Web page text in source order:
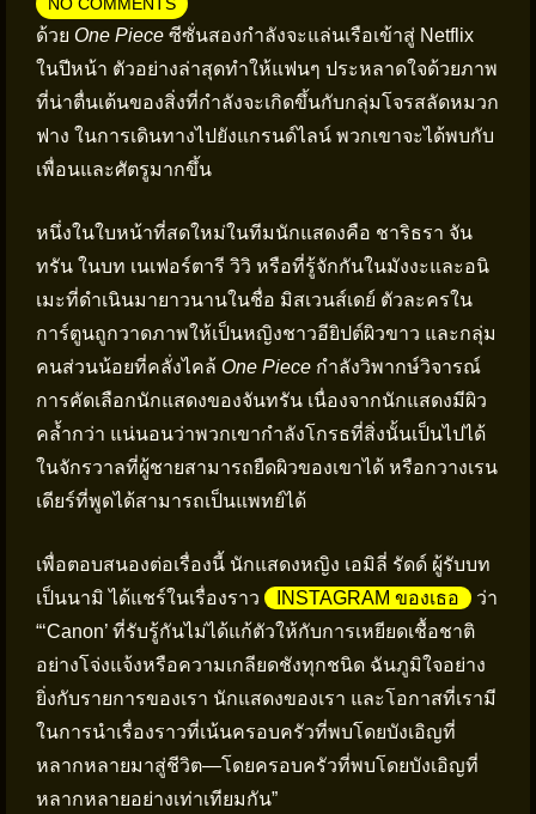
ด้วย One Piece ซีซั่นสองกำลังจะแล่นเรือเข้าสู่ Netflix
ในปีหน้า ตัวอย่างล่าสุดทำให้แฟนๆ ประหลาดใจด้วยภาพ
ที่น่าตื่นเต้นของสิ่งที่กำลังจะเกิดขึ้นกับกลุ่มโจรสลัดหมวก
ฟาง ในการเดินทางไปยังแกรนด์ไลน์ พวกเขาจะได้พบกับ
เพื่อนและศัตรูมากขึ้น
หนึ่งในใบหน้าที่สดใหม่ในทีมนักแสดงคือ ชาริธรา จัน
ทรัน ในบท เนเฟอร์ตารี วิวิ หรือที่รู้จักกันในมังงะและอนิ
เมะที่ดำเนินมายาวนานในชื่อ มิสเวนส์เดย์ ตัวละครใน
การ์ตูนถูกวาดภาพให้เป็นหญิงชาวอียิปต์ผิวขาว และกลุ่ม
คนส่วนน้อยที่คลั่งไคล้ One Piece กำลังวิพากษ์วิจารณ์
การคัดเลือกนักแสดงของจันทรัน เนื่องจากนักแสดงมีผิว
คล้ำกว่า แน่นอนว่าพวกเขากำลังโกรธที่สิ่งนั้นเป็นไปได้
ในจักรวาลที่ผู้ชายสามารถยืดผิวของเขาได้ หรือกวางเรน
เดียร์ที่พูดได้สามารถเป็นแพทย์ได้
เพื่อตอบสนองต่อเรื่องนี้ นักแสดงหญิง เอมิลี่ รัดด์ ผู้รับบท
เป็นนามิ ได้แชร์ในเรื่องราว
INSTAGRAM ของเธอ
ว่า
“‘Canon’ ที่รับรู้กันไม่ได้แก้ตัวให้กับการเหยียดเชื้อชาติ
อย่างโจ่งแจ้งหรือความเกลียดชังทุกชนิด ฉันภูมิใจอย่าง
ยิ่งกับรายการของเรา นักแสดงของเรา และโอกาสที่เรามี
ในการนำเรื่องราวที่เน้นครอบครัวที่พบโดยบังเอิญที่
หลากหลายมาสู่ชีวิต—โดยครอบครัวที่พบโดยบังเอิญที่
หลากหลายอย่างเท่าเทียมกัน”